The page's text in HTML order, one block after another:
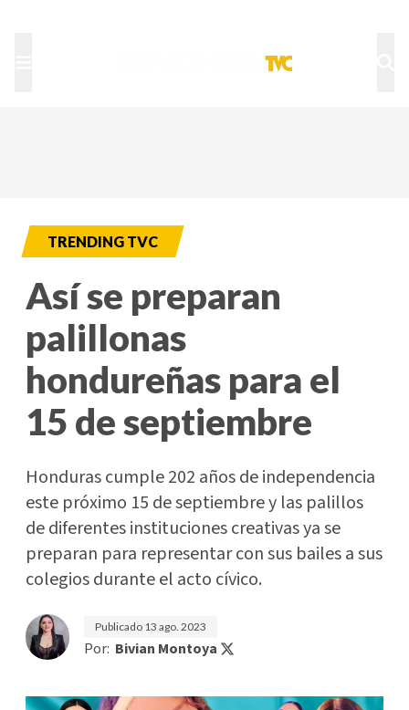
TRENDING TVC
Así se preparan
palillonas
hondureñas para el
15 de septiembre
Honduras cumple 202 años de independencia
este próximo 15 de septiembre y las palillos
de diferentes instituciones creativas ya se
preparan para representar con sus bailes a sus
colegios durante el acto cívico.
Publicado 13 ago. 2023
Por: Bivian Montoya